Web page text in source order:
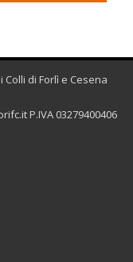
di Forlì e Cesena
P.IVA 03279400406